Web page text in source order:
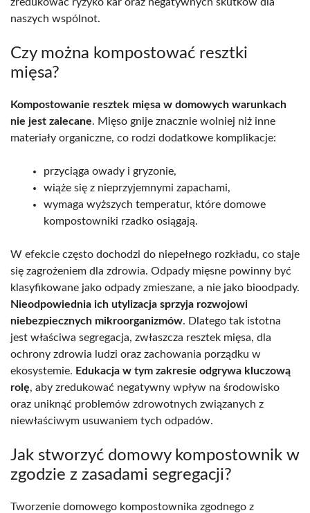
naszych wspólnot.
Czy można kompostować resztki
mięsa?
Kompostowanie resztek mięsa w domowych warunkach
nie jest zalecane. Mięso gnije znacznie wolniej niż inne
materiały organiczne, co rodzi dodatkowe komplikacje:
przyciąga owady i gryzonie,
wiąże się z nieprzyjemnymi zapachami,
wymaga wyższych temperatur, które domowe
kompostowniki rzadko osiągają.
W efekcie często dochodzi do niepełnego rozkładu, co staje
się zagrożeniem dla zdrowia. Odpady mięsne powinny być
klasyfikowane jako odpady zmieszane, a nie jako bioodpady.
Nieodpowiednia ich utylizacja sprzyja rozwojowi
niebezpiecznych mikroorganizmów. Dlatego tak istotna
jest właściwa segregacja, zwłaszcza resztek mięsa, dla
ochrony zdrowia ludzi oraz zachowania porządku w
ekosystemie. Edukacja w tym zakresie odgrywa kluczową
rolę, aby zredukować negatywny wpływ na środowisko
oraz uniknąć problemów zdrowotnych związanych z
niewłaściwym usuwaniem tych odpadów.
Jak stworzyć domowy kompostownik w
zgodzie z zasadami segregacji?
Tworzenie domowego kompostownika zgodnego z